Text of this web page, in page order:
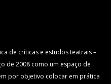
de críticas e estudos teatrais –
de 2008 como um espaço de
por objetivo colocar em prática